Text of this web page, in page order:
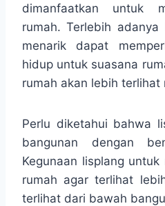
dimanfaatkan untuk
rumah. Terlebih
menarik dapat
hidup untuk suasana
rumah akan lebih terlihat
Perlu diketahui bahwa
bangunan dengan
Kegunaan lisplang
rumah agar terlihat
terlihat dari bawah